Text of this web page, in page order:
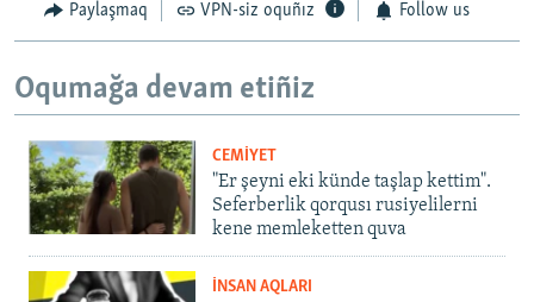
Paylaşmaq VPN-siz oquñız Follow us
Oqumağa devam etiñiz
CEMİYET
"Er şeyni eki künde taşlap kettim".
Seferberlik qorqusı rusiyelilerni
kene memleketten quva
İNSAN AQLARI